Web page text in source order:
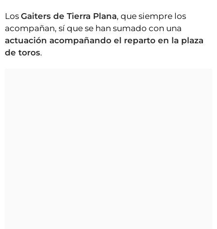
Los Gaiters de Tierra Plana, que siempre los
acompañan, sí que se han sumado con una
actuación acompañando el reparto en la plaza
de toros.